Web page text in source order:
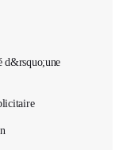
d&rsquo;une